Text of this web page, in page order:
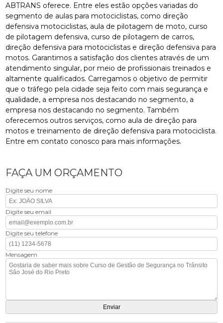
ABTRANS oferece. Entre eles estão opções variadas do
segmento de aulas para motociclistas, como direção
defensiva motociclistas, aula de pilotagem de moto, curso
de pilotagem defensiva, curso de pilotagem de carros,
direção defensiva para motociclistas e direção defensiva para
motos. Garantimos a satisfação dos clientes através de um
atendimento singular, por meio de profissionais treinados e
altamente qualificados. Carregamos o objetivo de permitir
que o tráfego pela cidade seja feito com mais segurança e
qualidade, a empresa nos destacando no segmento, a
empresa nos destacando no segmento. Também
oferecemos outros serviços, como aula de direção para
motos e treinamento de direção defensiva para motociclista.
Entre em contato conosco para mais informações.
FAÇA UM ORÇAMENTO
Digite seu nome
Digite seu email
Digite seu telefone
Mensagem